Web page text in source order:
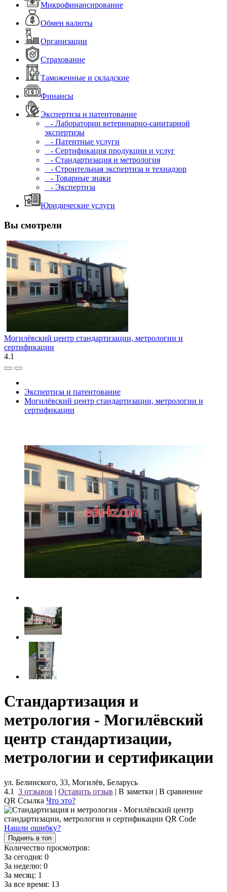
Микрофинансирование
Обмен валюты
Организации
Страхование
Таможенные и складские
Финансы
Экспертиза и патентование
- Лаборатории ветеринарно-санитарной
экспертизы
- Патентные услуги
- Сертификация продукции и услуг
- Стандартизация и метрология
- Строительная экспертиза и технадзор
- Товарные знаки
- Экспертиза
Юридические услуги
Вы смотрели
Могилёвский центр стандартизации, метрологии и
сертификации
4.1
Экспертиза и патентование
Могилёвский центр стандартизации, метрологии и
сертификации
Стандартизация и
метрология - Могилёвский
центр стандартизации,
метрологии и сертификации
ул. Белинского, 33, Могилёв, Беларусь
4.1
3 отзывов | Оставить отзыв | В заметки | В сравнение
QR Ссылка Что это?
Нашли ошибку?
Поднять в топ
Количество просмотров:
За сегодня: 0
За неделю: 0
За месяц: 1
За все время: 13